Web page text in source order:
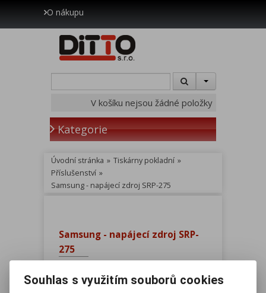
O nákupu
V košíku nejsou žádné položky
Kategorie
Úvodní stránka » Tiskárny pokladní »
Příslušenství »
Samsung - napájecí zdroj SRP-275
Samsung - napájecí zdroj SRP-
275
Vaše cena s DPH:944 Kč
Souhlas s využitím souborů cookies